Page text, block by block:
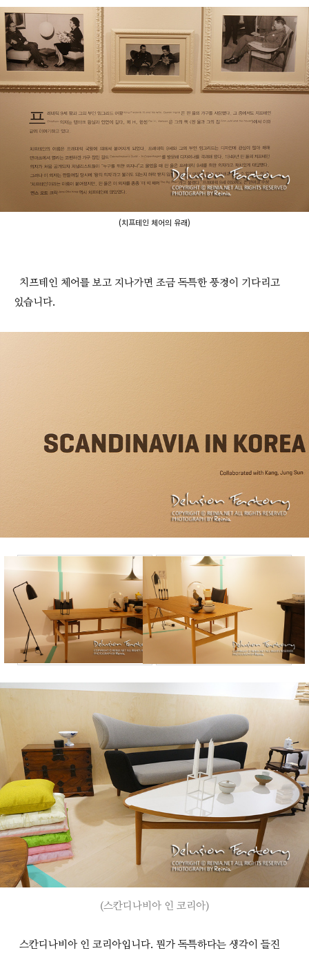
(치프테인 체어의 유래)
치프테인 체어를 보고 지나가면 조금 독특한 풍경이 기다리고
있습니다.
(스칸디나비아 인 코리아)
스칸디나비아 인 코리아입니다. 뭔가 독특하다는 생각이 들진